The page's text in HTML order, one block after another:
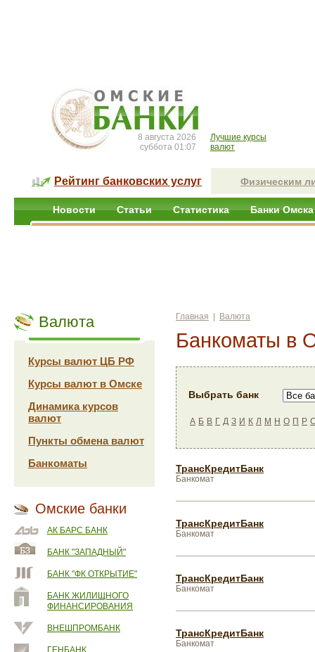
8 августа 2026
суббота 01:07
Лучшие курсы
валют
Рейтинг банковских услуг Физическим
Новости Статьи Статистика Банки Омска
Валюта
Курсы валют ЦБ РФ
Курсы валют в Омске
Динамика курсов
валют
Пункты обмена валют
Банкоматы
Омские банки
АК БАРС БАНК
БАНК "ЗАПАДНЫЙ"
БАНК "ФК ОТКРЫТИЕ"
БАНК ЖИЛИЩНОГО
ФИНАНСИРОВАНИЯ
ВНЕШПРОМБАНК
ГЕНБАНК
Главная Валюта
Банкоматы в
Выбрать банк
А Б В Г Д З И К Л М Н О П Р
ТрансКредитБанк
Банкомат
ТрансКредитБанк
Банкомат
ТрансКредитБанк
Банкомат
ТрансКредитБанк
Банкомат